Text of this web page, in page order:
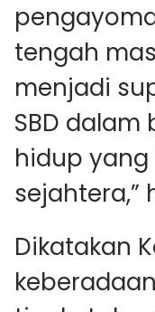
tengah
menjadi
SBD
hidup
sejahtera,”
Dikatakan